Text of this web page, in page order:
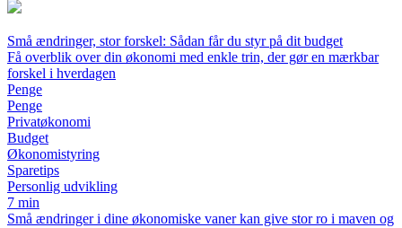
Små ændringer, stor forskel: Sådan får du styr på dit budget
Få overblik over din økonomi med enkle trin, der gør en mærkbar
forskel i hverdagen
Penge
Penge
Privatøkonomi
Budget
Økonomistyring
Sparetips
Personlig udvikling
7 min
Små ændringer i dine økonomiske vaner kan give stor ro i maven og